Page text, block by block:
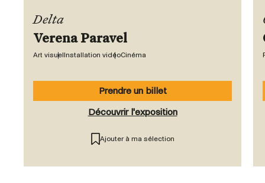
Delta
Verena Paravel
Art visuel Installation vidéoCinéma
Prendre un billet
Découvrir l'exposition
Ajouter à ma sélection